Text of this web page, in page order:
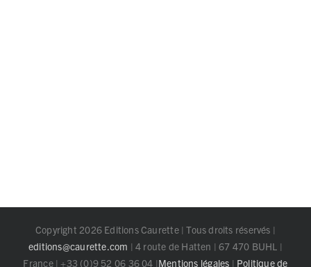
Copyright 2026 Editions Caurette | Tous droits réservés |
editions@caurette.com | 4 route de Hatten | 67 470 BUHL |
France | +33 (0)9 52 06 36 04 |Mentions légales | Politique de